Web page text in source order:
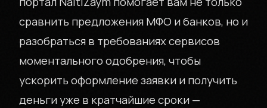
сравнить предложения МФО и банков, но и
разобраться в требованиях сервисов
моментального одобрения, чтобы
ускорить оформление заявки и получить
деньги уже в кратчайшие сроки —